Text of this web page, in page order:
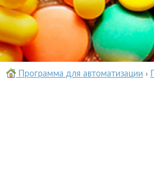
Программа для автоматизации ›